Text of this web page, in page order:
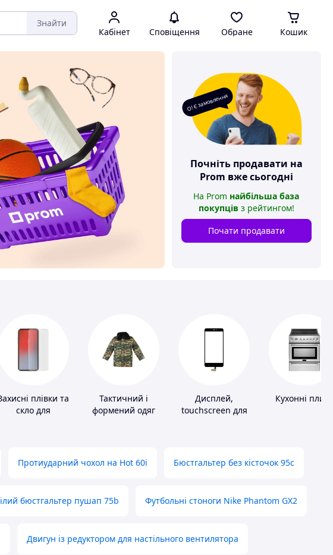
Знайти
Кабінет Сповіщення Обране Кошик
О! Є замовлення
Почніть продавати на
Prom вже сьогодні
На Prom найбільша база
покупців з рейтингом!
Почати продавати
плівки та
скло для
Тактичний і
формений одяг
Дисплей,
touchscreen для
Кухонні
Протиударний чохол на Hot 60i Бюстгальтер без кісточок 95с
бюстгальтер пушап 75b Футбольні стоноги Nike Phantom GX2
Двигун із редуктором для настільного вентилятора